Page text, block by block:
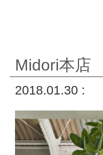
Midori本店
2018.01.30 :